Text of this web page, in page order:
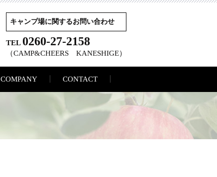
キャンプ場に関するお問い合わせ
TEL 0260-27-2158
（CAMP&CHEERS KANESHIGE）
COMPANY CONTACT